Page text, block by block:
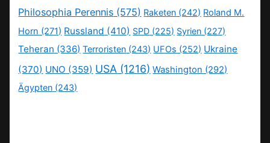
Philosophia Perennis (575) Raketen (242) Roland M.
Horn (271) Russland (410) SPD (225) Syrien (227)
Teheran (336) Terroristen (243) UFOs (252) Ukraine
(370) UNO (359) USA (1216) Washington (292)
Ägypten (243)